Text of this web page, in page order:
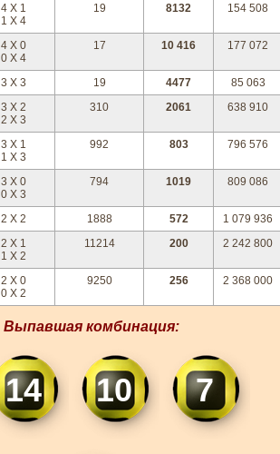
4 X 1
1 X 4
19 8132 154 508
4 X 0
0 X 4
17 10 416 177 072
3 X 3 19 4477
85 063
3 X 2
2 X 3
310 2061 638 910
3 X 1
1 X 3
992 803 796 576
3 X 0
0 X 3
794 1019 809 086
2 X 2 1888 572
1 079 936
2 X 1
1 X 2
11214 200 2 242 800
2 X 0
0 X 2
9250 256 2 368 000
Выпавшая комбинация:
14 10 7